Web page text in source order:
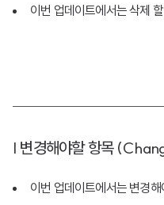
이번 업데이트에서는 삭제
| 변경해야할 항목
이번 업데이트에서는 변경